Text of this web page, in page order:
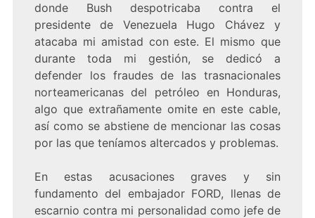
donde Bush despotricaba contra el
presidente de Venezuela Hugo Chávez y
atacaba mi amistad con este. El mismo que
durante toda mi gestión, se dedicó a
defender los fraudes de las trasnacionales
norteamericanas del petróleo en Honduras,
algo que extrañamente omite en este cable,
así como se abstiene de mencionar las cosas
por las que teníamos altercados y problemas.
En estas acusaciones graves y sin
fundamento del embajador FORD, llenas de
escarnio contra mi personalidad como jefe de